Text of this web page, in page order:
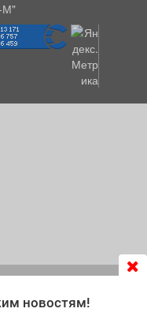
новостям!
которые
М"